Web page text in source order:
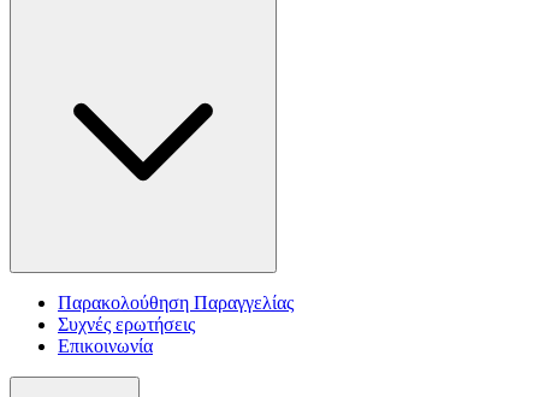
Παρακολούθηση Παραγγελίας
Συχνές ερωτήσεις
Επικοινωνία